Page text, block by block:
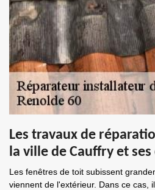
Les travaux de
la ville de Cauffry et
Les fenêtres de toit subissent
viennent de l'extérieur. Dans ce cas,